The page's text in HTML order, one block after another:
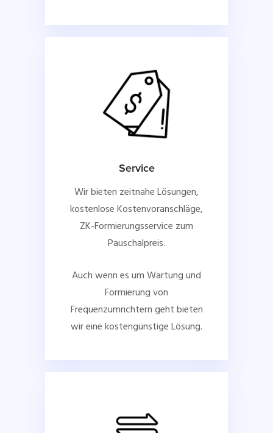
Service
Wir bieten zeitnahe Lösungen,
kostenlose Kostenvoranschläge,
ZK-Formierungsservice zum
Pauschalpreis.
Auch wenn es um Wartung und
Formierung von
Frequenzumrichtern geht bieten
wir eine kostengünstige Lösung.